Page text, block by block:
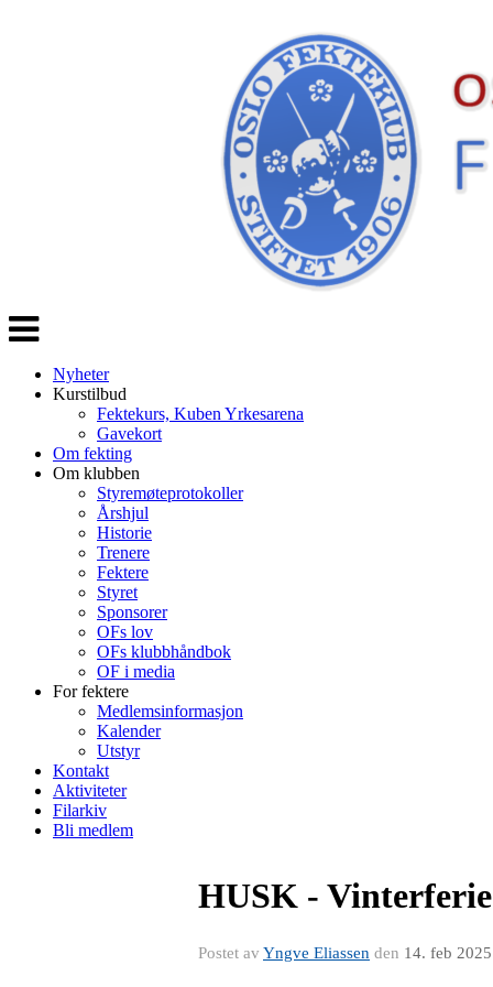
Veksle
navigasjon
Nyheter
Kurstilbud
Fektekurs, Kuben Yrkesarena
Gavekort
Om fekting
Om klubben
Styremøteprotokoller
Årshjul
Historie
Trenere
Fektere
Styret
Sponsorer
OFs lov
OFs klubbhåndbok
OF i media
For fektere
Medlemsinformasjon
Kalender
Utstyr
Kontakt
Aktiviteter
Filarkiv
Bli medlem
HUSK -
Postet av Yngve Eliassen den 14. feb 2025